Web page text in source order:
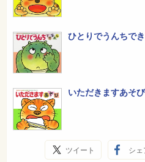
ひとりでうんちで
いただきますあそび
ツイート シェ